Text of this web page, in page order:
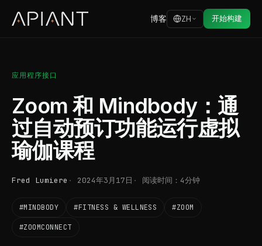
博客 ZH 开始构建
应用程序接口
Zoom 和 Mindbody：通
过自动预订功能运行虚拟
瑜伽课程
Fred Lumiere 2024年3月17日 阅读时间：4分钟
#MINDBODY #FITNESS & WELLNESS #ZOOM
#ZOOMCONNECT